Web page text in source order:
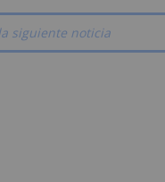
siguiente noticia